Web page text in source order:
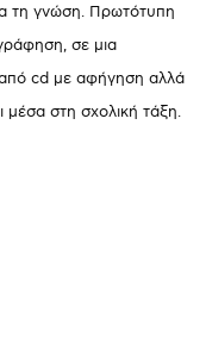
τη γνώση. Πρωτότυπη
σε μια
cd με αφήγηση αλλά
μέσα στη σχολική τάξη.